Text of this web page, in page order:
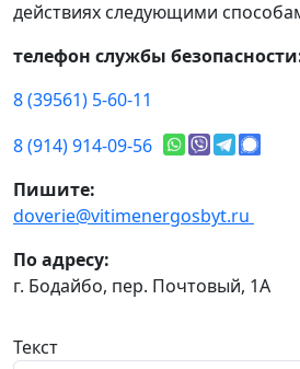
действиях следующими
телефон службы
8 (39561) 5-60-11
8 (914) 914-09-56
Пишите:
doverie@vitimenergosbyt.ru
По адресу:
г. Бодайбо, пер. Почтовый, 1А
Текст